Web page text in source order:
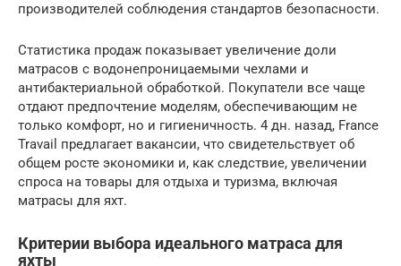
производителей соблюдения стандартов безопасности.
Статистика продаж показывает увеличение доли
матрасов с водонепроницаемыми чехлами и
антибактериальной обработкой. Покупатели все чаще
отдают предпочтение моделям, обеспечивающим не
только комфорт, но и гигиеничность. 4 дн. назад, France
Travail предлагает вакансии, что свидетельствует об
общем росте экономики и, как следствие, увеличении
спроса на товары для отдыха и туризма, включая
матрасы для яхт.
Критерии выбора идеального матраса для
яхты